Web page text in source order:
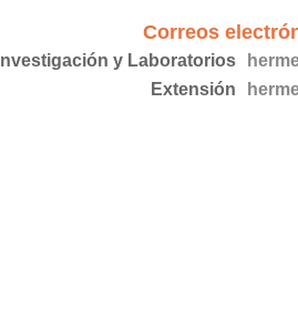
Correos
Investigación y Laboratorios
Extensión